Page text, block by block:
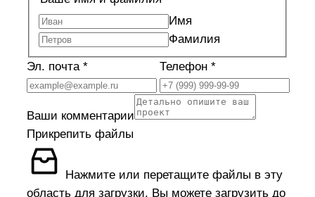
Имя
Фамилия
Эл. почта * Телефон *
почта
файлы
Телефон
Ваши комментарии
Прикрепить файлы
Нажмите или перетащите файлы в эту
область для загрузки. Вы можете загрузить до